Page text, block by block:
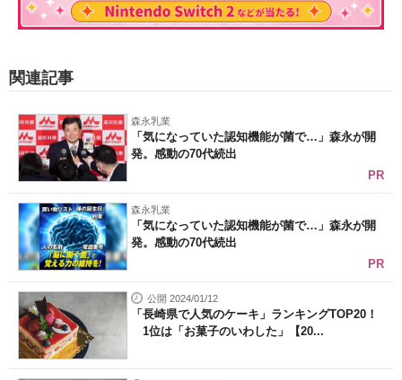
関連記事
森永乳業
「気になっていた認知機能が菌で…」森永が開
発。感動の70代続出
PR
森永乳業
「気になっていた認知機能が菌で…」森永が開
発。感動の70代続出
PR
公開 2024/01/12
「長崎県で人気のケーキ」ランキングTOP20！
1位は「お菓子のいわした」【20...